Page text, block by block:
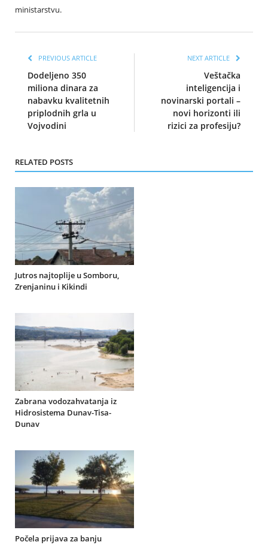
ministarstvu.
PREVIOUS ARTICLE
Dodeljeno 350
miliona dinara za
nabavku kvalitetnih
priplodnih grla u
Vojvodini
NEXT ARTICLE
Veštačka
inteligencija i
novinarski portali –
novi horizonti ili
rizici za profesiju?
RELATED POSTS
Jutros najtoplije u Somboru,
Zrenjaninu i Kikindi
Zabrana vodozahvatanja iz
Hidrosistema Dunav-Tisa-
Dunav
Počela prijava za banju